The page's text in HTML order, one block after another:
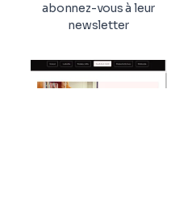
abonnez-vous à leur
newsletter